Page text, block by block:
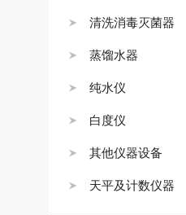
清洗消毒灭菌器
蒸馏水器
纯水仪
白度仪
其他仪器设备
天平及计数仪器